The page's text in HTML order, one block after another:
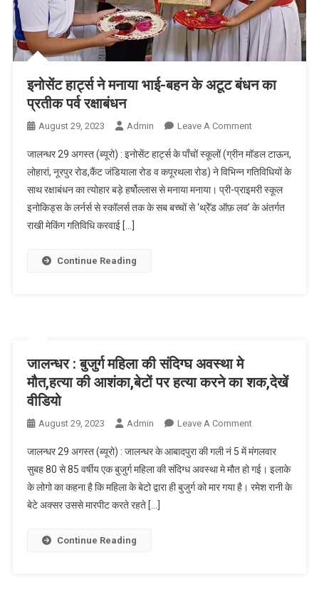
इनोसेंट हार्ट्स ने मनाया भाई-बहन के अटूट बंधन का
प्रतीक पर्व रक्षाबंधन
August 29, 2023 Admin Leave A CommentOn इनोसेंट
भाई-बहन के
अटूट बंधन का
प्रतीक पर्व
रक्षाबंधन
जालन्धर 29 अगस्त (ब्यूरो) : इनोसेंट हार्ट्स के पाँचों स्कूलों (ग्रीन मॉडल टाऊन,
लोहारां, नूरपुर रोड,कैंट जंडियाला रोड व कपूरथला रोड) ने विभिन्न गतिविधियों के
साथ रक्षाबंधन का त्योहार बड़े हर्षोल्लास से मनाया मनाया। प्री-प्राइमरी स्कूल
इनोकिड्स के लर्नर्स से स्कॉलर्स तक के सब बच्चों से ‘थ्रेॅड ऑफ़ लव’ के अंतर्गत
राखी मेकिंग गतिविधि करवाई […]
Continue Reading
जालन्धर : बुजुर्ग महिला की संदिग्घ अवस्था मे
मौत,हत्या की आशंका,बेटों पर हत्या करने का शक,देखें
वीडियो
August 29, 2023 Admin Leave A CommentOn जालन्धर :
संदिग्घ अवस्था
मे मौत,हत्या की
आशंका,बेटों पर
जालन्धर 29 अगस्त (ब्यूरो) : जालन्धर के आबादपुरा की गली नं 5 में मंगलवार
सुबह 80 से 85 वर्षीय एक बुजुर्ग महिला की संदिग्ध अवस्था मे मौत हो गई। इलाके
के लोगो का कहना है कि महिला के बेटो द्वारा ही बुजुर्ग को मार गया है। रमेश रानी के
बेटे अक्सर उससे मारपीट करते रहते […]
Continue Reading